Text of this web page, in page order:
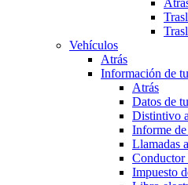
Vehículos
Atrás
Información de
Atrás
Datos de
Distintivo
Informe
Llamadas
Conductor
Impuesto